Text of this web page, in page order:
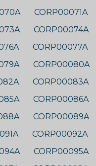
CORP00071A
CORP00074A
CORP00077A
CORP00080A
CORP00083A
CORP00086A
CORP00089A
CORP00092A
CORP00095A